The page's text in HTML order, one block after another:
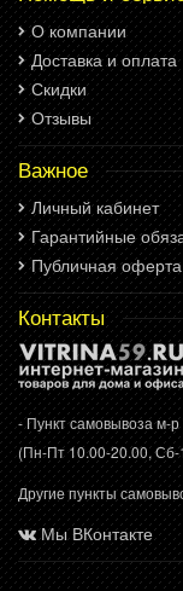
О компании
Доставка и оплата
Скидки
Отзывы
Важное
Личный кабинет
Гарантийные
Публичная оферта
Контакты
- Пункт самовывоза м-р
(Пн-Пт 10.00-20.00, Сб-
Другие пункты
Мы ВКонтакте